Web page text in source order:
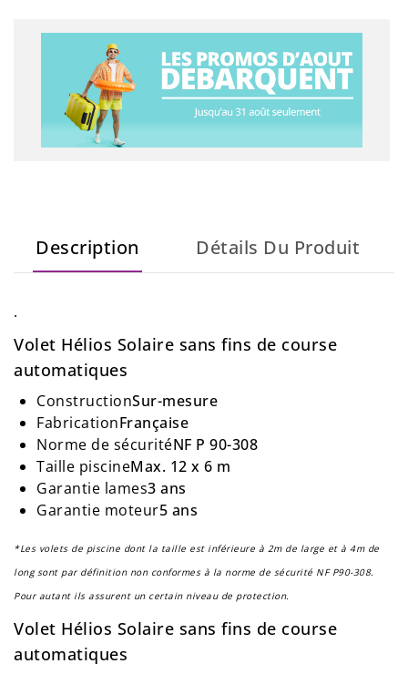
Description Détails Du Produit
.
Volet Hélios Solaire sans fins de course
automatiques
ConstructionSur-mesure
FabricationFrançaise
Norme de sécuritéNF P 90-308
Taille piscineMax. 12 x 6 m
Garantie lames3 ans
Garantie moteur5 ans
*Les volets de piscine dont la taille est inférieure à 2m de large et à 4m de
long sont par définition non conformes à la norme de sécurité NF P90-308.
Pour autant ils assurent un certain niveau de protection.
Volet Hélios Solaire sans fins de course
automatiques